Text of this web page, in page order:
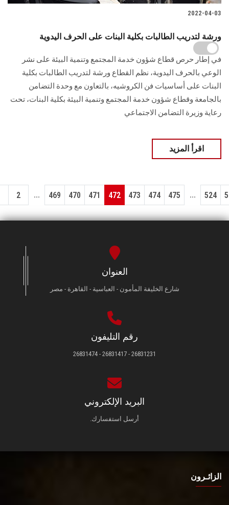
2022-04-03
ورشة لتدريب الطالبات بكلية البنات على الحرف اليدوية
في إطار حرص قطاع شؤون خدمة المجتمع وتنمية البيئة على نشر
الوعي بالحرف اليدوية، نظم القطاع ورشة لتدريب الطالبات بكلية
البنات على أساسيات فن الكروشيه، بالتعاون مع وحدة التضامن
بالجامعة وقطاع شؤون خدمة المجتمع وتنمية البيئة بكلية البنات، تحت
رعاية وزيرة التضامن الاجتماعي
اقرأ المزيد
2 ... 469 470 471 472 473 474 475 ... 524
العنوان
شارع الخليفة المأمون - العباسية - القاهرة - مصر
رقم التليفون
26831231 - 26831417 - 26831474
البريد الإلكتروني
أرسل استفسارك.
الزائـرون